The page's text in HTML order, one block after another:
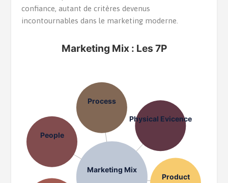
confiance, autant de critères devenus
incontournables dans le marketing moderne.
Marketing Mix : Les 7P
Marketing Mix
Product
People
Process
Physical Evicence